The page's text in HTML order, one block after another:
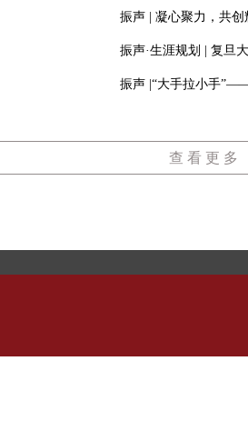
振声 | 凝心聚力，共
振声·生涯规划 | 复旦
振声 |“大手拉小手
查 看 更 多